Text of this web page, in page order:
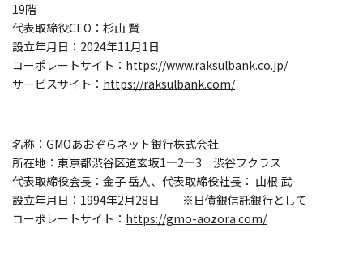
19階
代表取締役CEO：杉山 賢
設立年月日：2024年11月1日
コーポレートサイト： https://www.raksulbank.co.jp/
サービスサイト： https://raksulbank.com/
名称：GMOあおぞらネット銀行株式会社
所在地：東京都渋谷区道玄坂1―2―3 渋谷フクラス
代表取締役会長：金子 岳人、代表取締役社長： 山根 武
設立年月日：1994年2月28日 ※日債銀信託銀行として
コーポレートサイト： https://gmo-aozora.com/